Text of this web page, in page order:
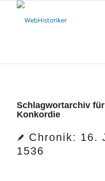
Schlagwortarchiv
Konkordie
Chronik: 16.
1536